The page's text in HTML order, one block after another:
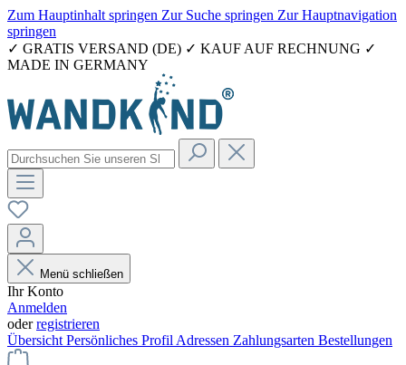
Zum Hauptinhalt springen Zur Suche springen Zur Hauptnavigation
springen
✓ GRATIS VERSAND (DE) ✓ KAUF AUF RECHNUNG ✓
MADE IN GERMANY
Menü schließen
Ihr Konto
Anmelden
oderregistrieren
Übersicht Persönliches Profil Adressen Zahlungsarten Bestellungen